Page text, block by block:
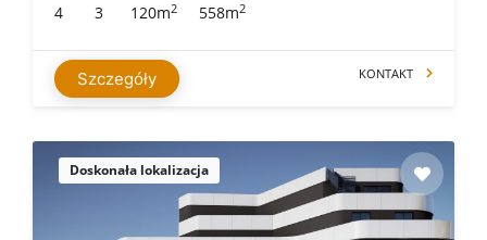
4 3 120m2 558m2
Szczegóły KONTAKT
Doskonała lokalizacja